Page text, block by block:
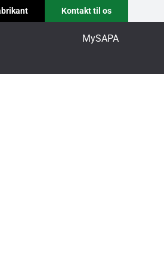
Kontakt til os
MySAPA